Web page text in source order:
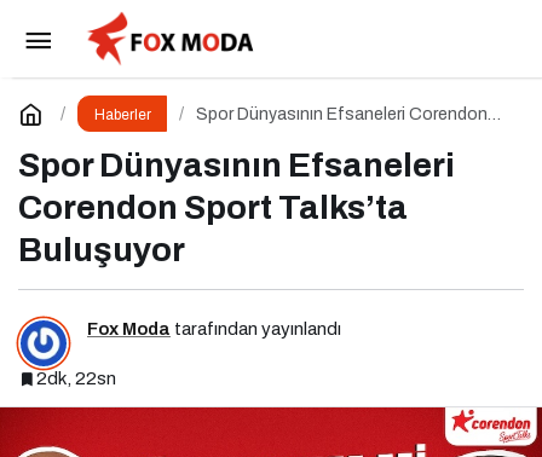
Haberler
Spor Dünyasının Efsaneleri Corendon
Spor Dünyasının Efsaneleri
Corendon Sport Talks’ta
Buluşuyor
Fox Moda tarafından yayınlandı
2dk, 22sn
Türk Simgeleri Herkesindir
Yorum Yap